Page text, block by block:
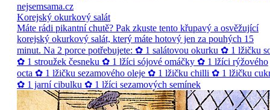
nejsemsama.cz
Korejský okurkový salát
Máte rádi pikantní chutě? Pak zkuste tento křupavý a osvěžující
korejský okurkový salát, který máte hotový jen za pouhých 15
minut. Na 2 porce potřebujete: ✿ 1 salátovou okurku ✿ 1 lžičku
✿ 1 stroužek česneku ✿ 1 lžíci sójové omáčky ✿ 1 lžíci rýžového
octa ✿ 1 lžičku sezamového oleje ✿ 1 lžičku chilli ✿ 1 lžičku
✿ 1 jarní cibulku ✿ 1 lžíci sezamových semínek